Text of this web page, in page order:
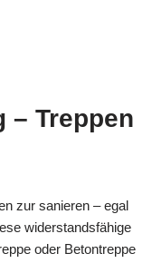
– Treppen
zur sanieren – egal
widerstandsfähige
oder Betontreppe